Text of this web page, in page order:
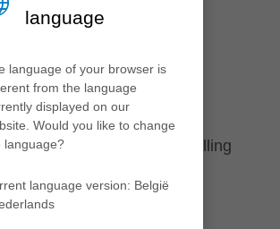
voor de verstelling
nodig
language
language of your browser is
from the language
displayed on our
Would you like to change
language?
language version: België